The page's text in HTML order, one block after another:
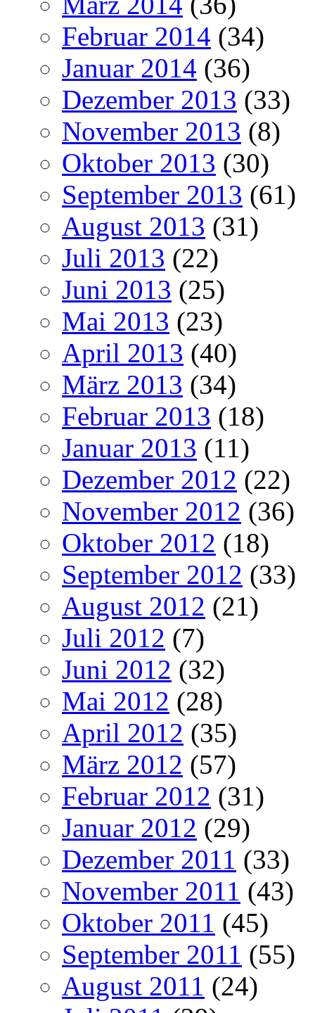
Februar 2014 (34)
Januar 2014 (36)
Dezember 2013 (33)
November 2013 (8)
Oktober 2013 (30)
September 2013 (61)
August 2013 (31)
Juli 2013 (22)
Juni 2013 (25)
Mai 2013 (23)
April 2013 (40)
März 2013 (34)
Februar 2013 (18)
Januar 2013 (11)
Dezember 2012 (22)
November 2012 (36)
Oktober 2012 (18)
September 2012 (33)
August 2012 (21)
Juli 2012 (7)
Juni 2012 (32)
Mai 2012 (28)
April 2012 (35)
März 2012 (57)
Februar 2012 (31)
Januar 2012 (29)
Dezember 2011 (33)
November 2011 (43)
Oktober 2011 (45)
September 2011 (55)
August 2011 (24)